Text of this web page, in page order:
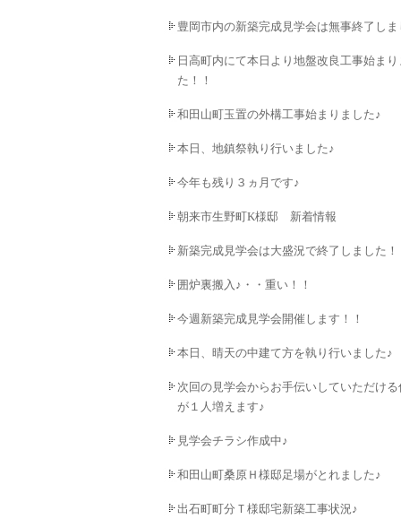
豊岡市内の新築完成見学会は無事終了しま
日高町内にて本日より地盤改良工事始まり
た！！
和田山町玉置の外構工事始まりました♪
本日、地鎮祭執り行いました♪
今年も残り３ヵ月です♪
朝来市生野町K様邸 新着情報
新築完成見学会は大盛況で終了しました！
囲炉裏搬入♪・・重い！！
今週新築完成見学会開催します！！
本日、晴天の中建て方を執り行いました♪
次回の見学会からお手伝いしていただける
が１人増えます♪
見学会チラシ作成中♪
和田山町桑原Ｈ様邸足場がとれました♪
出石町町分Ｔ様邸宅新築工事状況♪